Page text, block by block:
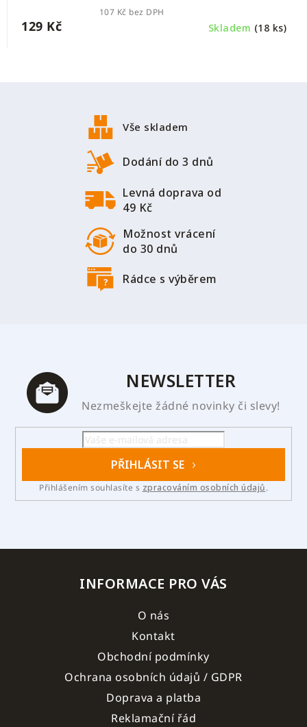
Skladem (18 ks)
107 Kč bez DPH
129 Kč
Vše skladem
Dodání do 3 dnů
Levná doprava od
49 Kč
Možnost vrácení
do 30 dnů
Rádce s výběrem
NEWSLETTER
Nezmeškejte žádné novinky či slevy!
PŘIHLÁSIT SE
Přihlášením souhlasíte s zpracováním osobních údajů.
INFORMACE PRO VÁS
O nás
Kontakt
Obchodní podmínky
Ochrana osobních údajů / GDPR
Doprava a platba
Reklamační řád